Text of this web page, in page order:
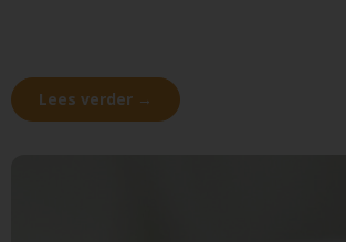
Lees verder →